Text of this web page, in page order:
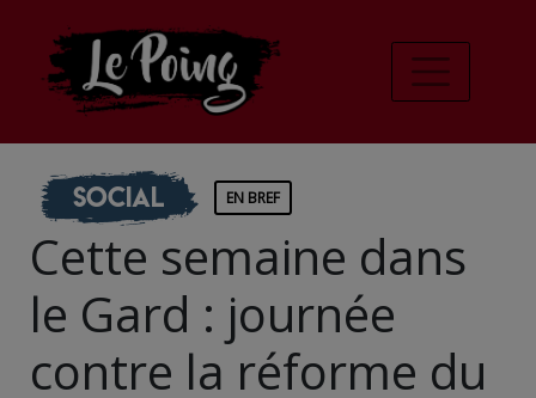
Social EN BREF
Cette semaine dans
le Gard : journée
contre la réforme du